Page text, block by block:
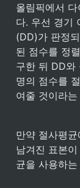
올림픽에서
다. 우선 경기
(DD)가 판정
된 점수를 정
구한 뒤 DD와
명의 점수를
여줄 것이라
만약 절사평
남겨진 표본
균을 사용하